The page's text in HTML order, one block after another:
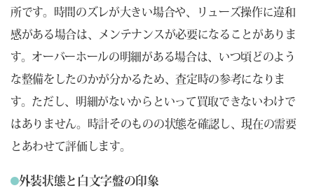
所です。時間のズレが大きい場合や、リューズ操作に違和
感がある場合は、メンテナンスが必要になることがありま
す。オーバーホールの明細がある場合は、いつ頃どのよう
な整備をしたのかが分かるため、査定時の参考になりま
す。ただし、明細がないからといって買取できないわけで
はありません。時計そのものの状態を確認し、現在の需要
とあわせて評価します。
外装状態と白文字盤の印象